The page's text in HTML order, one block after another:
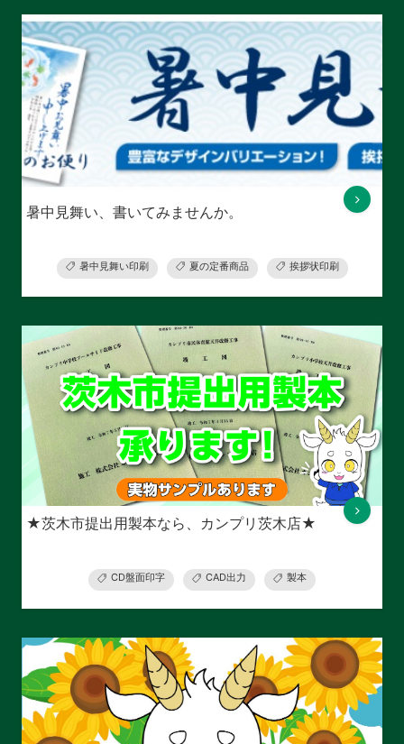
暑中見舞い、書いてみませんか。
暑中見舞い印刷 夏の定番商品 挨拶状印刷
★茨木市提出用製本なら、カンプリ茨木店★
CD盤面印字 CAD出力 製本